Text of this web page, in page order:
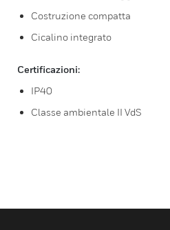
Costruzione compatta
Cicalino integrato
Certificazioni:
IP40
Classe ambientale II VdS